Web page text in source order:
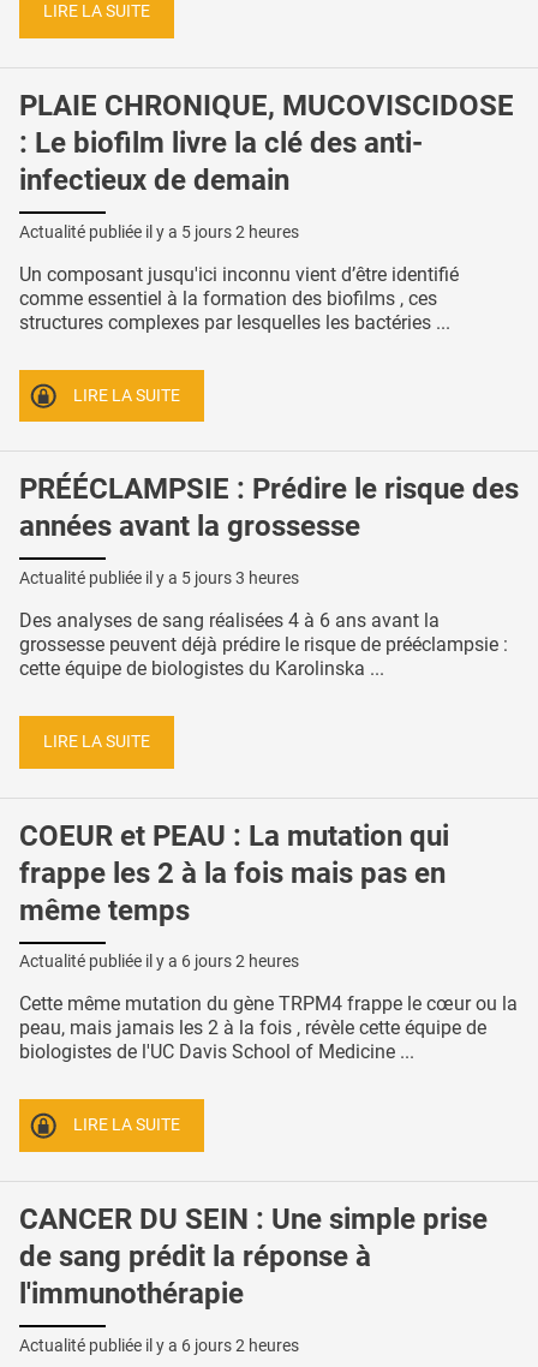
LIRE LA SUITE
PLAIE CHRONIQUE, MUCOVISCIDOSE
: Le biofilm livre la clé des anti-
infectieux de demain
Actualité publiée il y a 5 jours 2 heures
Un composant jusqu'ici inconnu vient d’être identifié
comme essentiel à la formation des biofilms , ces
structures complexes par lesquelles les bactéries ...
LIRE LA SUITE
PRÉÉCLAMPSIE : Prédire le risque des
années avant la grossesse
Actualité publiée il y a 5 jours 3 heures
Des analyses de sang réalisées 4 à 6 ans avant la
grossesse peuvent déjà prédire le risque de prééclampsie :
cette équipe de biologistes du Karolinska ...
LIRE LA SUITE
COEUR et PEAU : La mutation qui
frappe les 2 à la fois mais pas en
même temps
Actualité publiée il y a 6 jours 2 heures
Cette même mutation du gène TRPM4 frappe le cœur ou la
peau, mais jamais les 2 à la fois , révèle cette équipe de
biologistes de l'UC Davis School of Medicine ...
LIRE LA SUITE
CANCER DU SEIN : Une simple prise
de sang prédit la réponse à
l'immunothérapie
Actualité publiée il y a 6 jours 2 heures